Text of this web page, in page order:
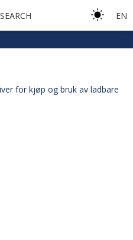
SEARCH EN
for kjøp og bruk av ladbare